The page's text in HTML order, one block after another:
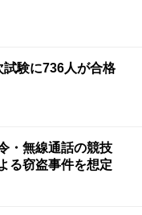
験に736人が合格
・無線通話の競技
る窃盗事件を想定